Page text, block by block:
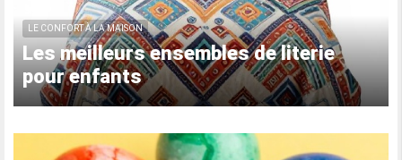
LE CONFORT À LA MAISON
Les meilleurs ensembles de literie
pour enfants